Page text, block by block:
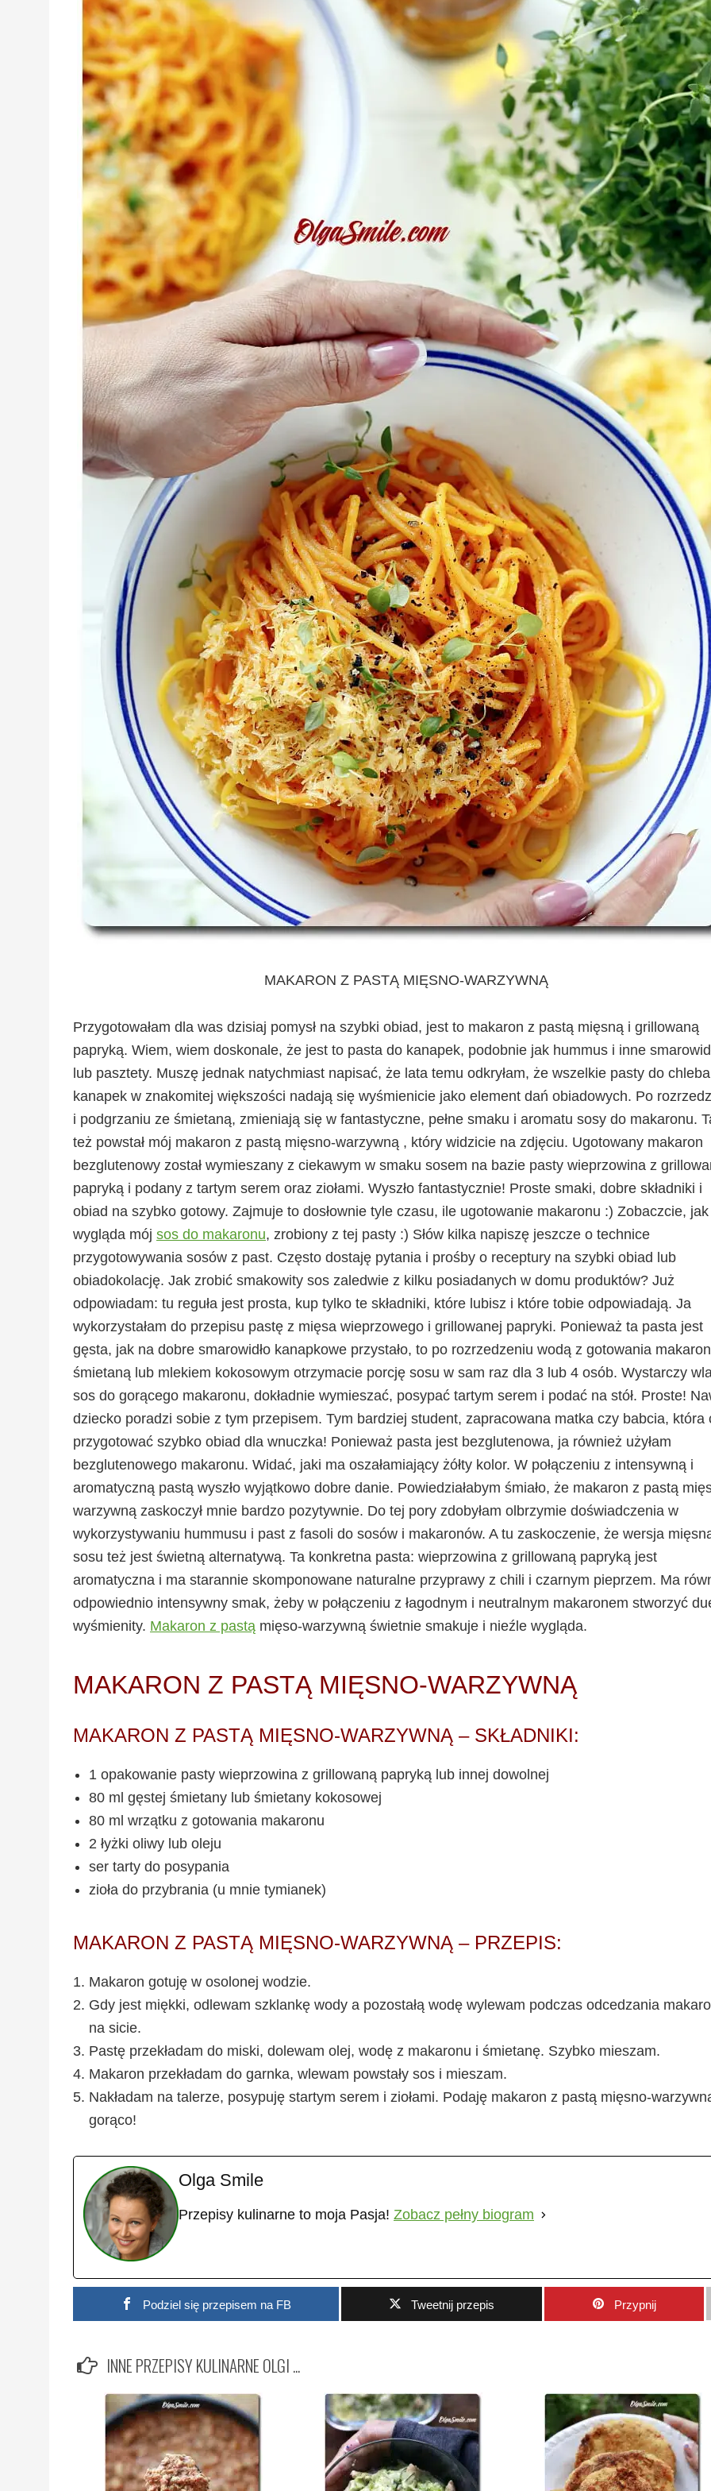
MAKARON Z PASTĄ MIĘSNO-WARZYWNĄ
Przygotowałam dla was dzisiaj pomysł na szybki obiad, jest to makaron z pastą mięsną i grillowaną
papryką. Wiem, wiem doskonale, że jest to pasta do kanapek, podobnie jak hummus i inne
lub pasztety. Muszę jednak natychmiast napisać, że lata temu odkryłam, że wszelkie pasty do
kanapek w znakomitej większości nadają się wyśmienicie jako element dań obiadowych. Po
i podgrzaniu ze śmietaną, zmieniają się w fantastyczne, pełne smaku i aromatu sosy do makaronu.
też powstał mój makaron z pastą mięsno-warzywną , który widzicie na zdjęciu. Ugotowany makaron
bezglutenowy został wymieszany z ciekawym w smaku sosem na bazie pasty wieprzowina z
papryką i podany z tartym serem oraz ziołami. Wyszło fantastycznie! Proste smaki, dobre składniki i
obiad na szybko gotowy. Zajmuje to dosłownie tyle czasu, ile ugotowanie makaronu :) Zobaczcie, jak
wygląda mój sos do makaronu, zrobiony z tej pasty :) Słów kilka napiszę jeszcze o technice
przygotowywania sosów z past. Często dostaję pytania i prośby o receptury na szybki obiad lub
obiadokolację. Jak zrobić smakowity sos zaledwie z kilku posiadanych w domu produktów? Już
odpowiadam: tu reguła jest prosta, kup tylko te składniki, które lubisz i które tobie odpowiadają. Ja
wykorzystałam do przepisu pastę z mięsa wieprzowego i grillowanej papryki. Ponieważ ta pasta jest
gęsta, jak na dobre smarowidło kanapkowe przystało, to po rozrzedzeniu wodą z gotowania
śmietaną lub mlekiem kokosowym otrzymacie porcję sosu w sam raz dla 3 lub 4 osób. Wystarczy
sos do gorącego makaronu, dokładnie wymieszać, posypać tartym serem i podać na stół. Proste!
dziecko poradzi sobie z tym przepisem. Tym bardziej student, zapracowana matka czy babcia, która
przygotować szybko obiad dla wnuczka! Ponieważ pasta jest bezglutenowa, ja również użyłam
bezglutenowego makaronu. Widać, jaki ma oszałamiający żółty kolor. W połączeniu z intensywną i
aromatyczną pastą wyszło wyjątkowo dobre danie. Powiedziałabym śmiało, że makaron z pastą
warzywną zaskoczył mnie bardzo pozytywnie. Do tej pory zdobyłam olbrzymie doświadczenia w
wykorzystywaniu hummusu i past z fasoli do sosów i makaronów. A tu zaskoczenie, że wersja
sosu też jest świetną alternatywą. Ta konkretna pasta: wieprzowina z grillowaną papryką jest
aromatyczna i ma starannie skomponowane naturalne przyprawy z chili i czarnym pieprzem. Ma
odpowiednio intensywny smak, żeby w połączeniu z łagodnym i neutralnym makaronem stworzyć
wyśmienity. Makaron z pastą mięso-warzywną świetnie smakuje i nieźle wygląda.
MAKARON Z PASTĄ MIĘSNO-WARZYWNĄ
MAKARON Z PASTĄ MIĘSNO-WARZYWNĄ – SKŁADNIKI:
1 opakowanie pasty wieprzowina z grillowaną papryką lub innej dowolnej
80 ml gęstej śmietany lub śmietany kokosowej
80 ml wrzątku z gotowania makaronu
2 łyżki oliwy lub oleju
ser tarty do posypania
zioła do przybrania (u mnie tymianek)
MAKARON Z PASTĄ MIĘSNO-WARZYWNĄ – PRZEPIS:
Makaron gotuję w osolonej wodzie.
Gdy jest miękki, odlewam szklankę wody a pozostałą wodę wylewam podczas odcedzania
na sicie.
Pastę przekładam do miski, dolewam olej, wodę z makaronu i śmietanę. Szybko mieszam.
Makaron przekładam do garnka, wlewam powstały sos i mieszam.
Nakładam na talerze, posypuję startym serem i ziołami. Podaję makaron z pastą mięsno-
gorąco!
Olga Smile
Przepisy kulinarne to moja Pasja! Zobacz pełny biogram
Podziel się przepisem na FB Tweetnij przepis Przypnij
INNE PRZEPISY KULINARNE OLGI ...